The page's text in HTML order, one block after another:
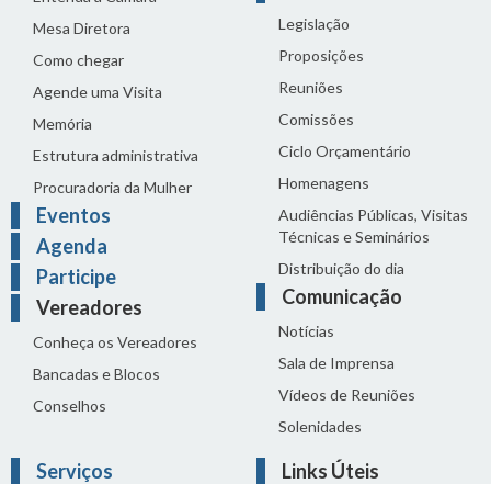
Mesa Diretora
Como chegar
Agende uma Visita
Memória
Estrutura administrativa
Procuradoria da Mulher
Eventos
Agenda
Participe
Vereadores
Conheça os Vereadores
Bancadas e Blocos
Conselhos
Legislação
Proposições
Reuniões
Comissões
Ciclo Orçamentário
Homenagens
Audiências Públicas, Visitas
Técnicas e Seminários
Distribuição do dia
Comunicação
Notícias
Sala de Imprensa
Vídeos de Reuniões
Solenidades
Serviços Links Úteis